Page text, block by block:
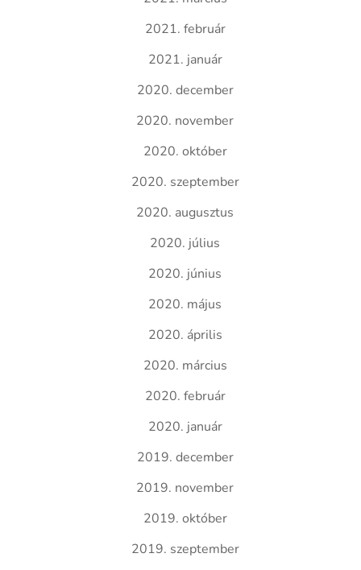
2021. február
2021. január
2020. december
2020. november
2020. október
2020. szeptember
2020. augusztus
2020. július
2020. június
2020. május
2020. április
2020. március
2020. február
2020. január
2019. december
2019. november
2019. október
2019. szeptember